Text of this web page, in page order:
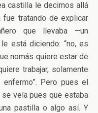
castilla le decimos allá
fue tratando de explicar
que llevaba —un
está diciendo: “no, es
nomás quiere estar de
trabajar, solamente
Pero pues el
veía pues que estaba
pastilla o algo así. Y